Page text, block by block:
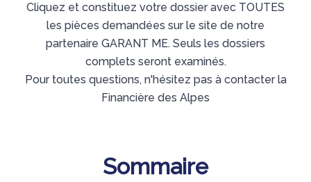
Cliquez et constituez votre dossier avec TOUTES
les pièces demandées sur le site de notre
partenaire GARANT ME. Seuls les dossiers
complets seront examinés.
Pour toutes questions, n'hésitez pas à contacter la
Financière des Alpes
Sommaire